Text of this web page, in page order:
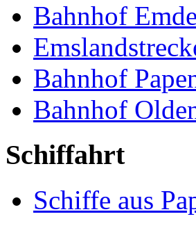
Bahnhof
Bahnhof
Bahnhof
Schiffahrt
Schiffe aus